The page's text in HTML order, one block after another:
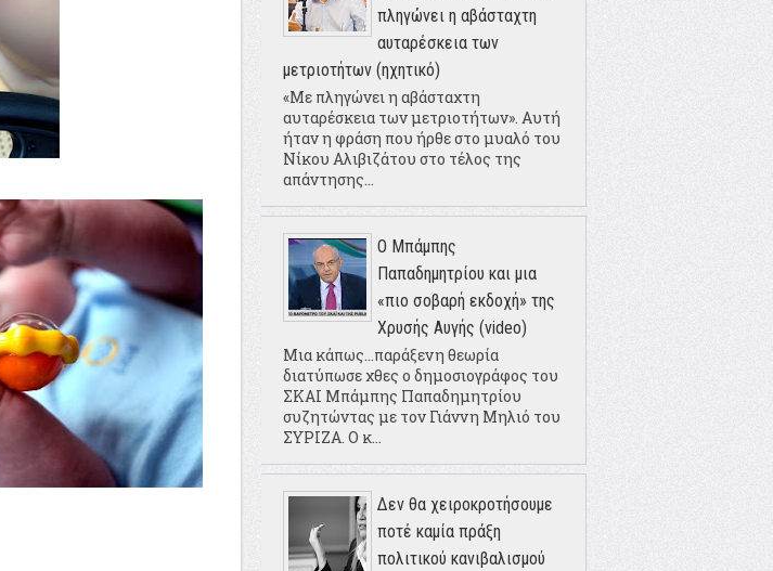
πληγώνει η αβάσταχτη
αυταρέσκεια των
μετριοτήτων (ηχητικό)
«Με πληγώνει η αβάσταχτη
αυταρέσκεια των μετριοτήτων». Αυτή
ήταν η φράση που ήρθε στο μυαλό του
Νίκου Αλιβιζάτου στο τέλος της
απάντησης...
Ο Μπάμπης
Παπαδημητρίου και μια
«πιο σοβαρή εκδοχή» της
Χρυσής Αυγής (video)
Μια κάπως...παράξενη θεωρία
διατύπωσε χθες ο δημοσιογράφος του
ΣΚΑΙ Μπάμπης Παπαδημητρίου
συζητώντας με τον Γιάννη Μηλιό του
ΣΥΡΙΖΑ. Ο κ...
Δεν θα χειροκροτήσουμε
ποτέ καμία πράξη
πολιτικού κανιβαλισμού